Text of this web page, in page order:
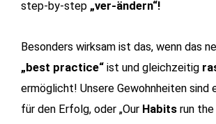
step-by-step „ver-ändern“!
Besonders wirksam ist das, wenn das
„best practice“ ist und gleichzeitig
ermöglicht! Unsere Gewohnheiten sind
für den Erfolg, oder „Our Habits run the